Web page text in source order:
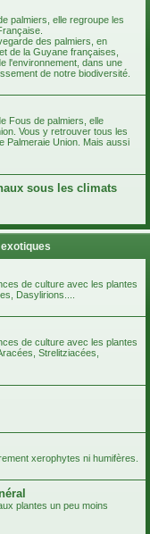
palmiers, elle regroupe les
des palmiers, en
de la Guyane françaises,
l'environnement, dans une
de notre biodiversité.
Fous de palmiers, elle
Vous y retrouver tous les
Palmeraie Union. Mais aussi
sous les climats
de culture avec les plantes
Dasylirions....
de culture avec les plantes
Strelitziacées,
xerophytes ni humifères.
plantes un peu moins